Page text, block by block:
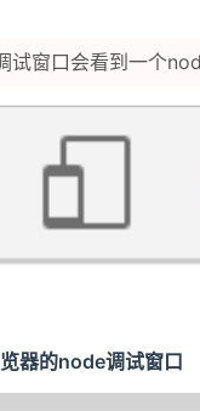
试窗口会看到一个
器的node调试窗口